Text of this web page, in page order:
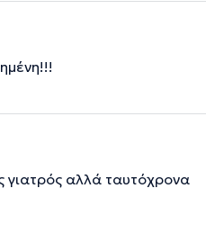
γιατρός αλλά ταυτόχρονα